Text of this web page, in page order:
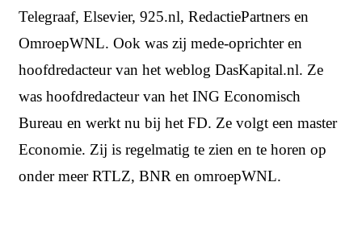
Telegraaf, Elsevier, 925.nl, RedactiePartners en
OmroepWNL. Ook was zij mede-oprichter en
hoofdredacteur van het weblog DasKapital.nl. Ze
was hoofdredacteur van het ING Economisch
Bureau en werkt nu bij het FD. Ze volgt een master
Economie. Zij is regelmatig te zien en te horen op
onder meer RTLZ, BNR en omroepWNL.